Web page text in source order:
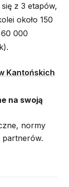
się z 3 etapów,
około 150
000
Kantońskich
na swoją
normy
partnerów.